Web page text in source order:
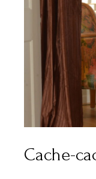
Cache-